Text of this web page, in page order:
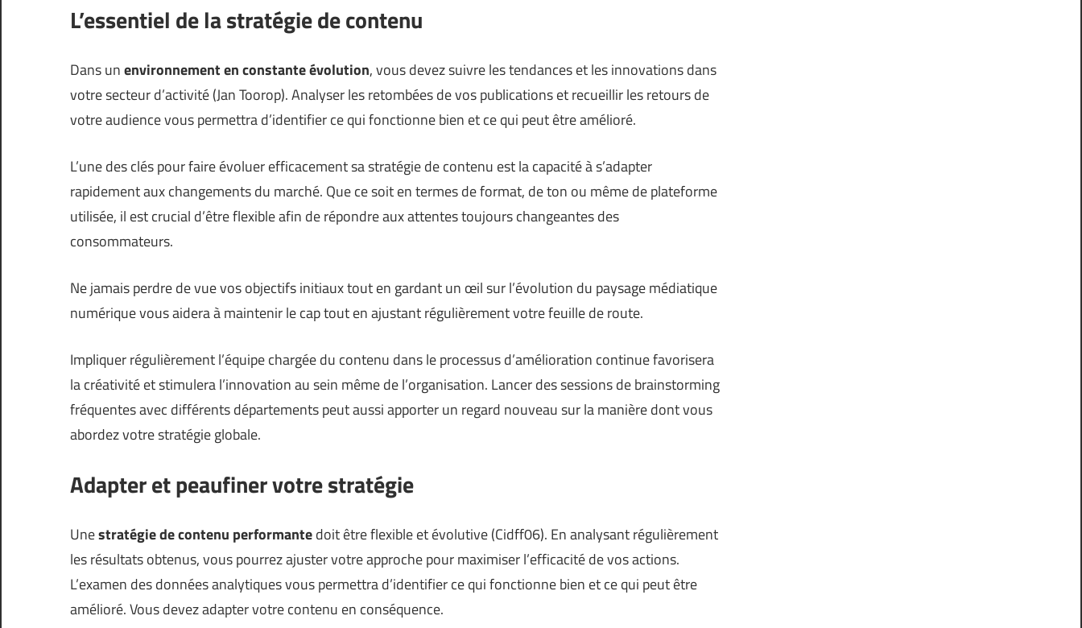
L’essentiel de la stratégie de contenu
Dans unenvironnement en constante évolution, vous devez suivre les tendances et les innovations dans
votre secteur d’activité (Jan Toorop). Analyser les retombées de vos publications et recueillir les retours de
votre audience vous permettra d’identifier ce qui fonctionne bien et ce qui peut être amélioré.
L’une des clés pour faire évoluer efficacement sa stratégie de contenu est la capacité à s’adapter
rapidement aux changements du marché. Que ce soit en termes de format, de ton ou même de plateforme
utilisée, il est crucial d’être flexible afin de répondre aux attentes toujours changeantes des
consommateurs.
Ne jamais perdre de vue vos objectifs initiaux tout en gardant un œil sur l’évolution du paysage médiatique
numérique vous aidera à maintenir le cap tout en ajustant régulièrement votre feuille de route.
Impliquer régulièrement l’équipe chargée du contenu dans le processus d’amélioration continue favorisera
la créativité et stimulera l’innovation au sein même de l’organisation. Lancer des sessions de brainstorming
fréquentes avec différents départements peut aussi apporter un regard nouveau sur la manière dont vous
abordez votre stratégie globale.
Adapter et peaufiner votre stratégie
Unestratégie de contenu performantedoit être flexible et évolutive (Cidff06). En analysant régulièrement
les résultats obtenus, vous pourrez ajuster votre approche pour maximiser l’efficacité de vos actions.
L’examen des données analytiques vous permettra d’identifier ce qui fonctionne bien et ce qui peut être
amélioré. Vous devez adapter votre contenu en conséquence.